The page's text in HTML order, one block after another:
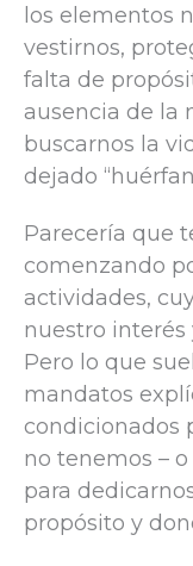
los elementos
vestirnos,
falta de
ausencia de la
buscarnos la
dejado
Parecería que
comenzando
actividades,
nuestro interés
Pero lo que
mandatos
condicionados
no tenemos –
para
propósito y